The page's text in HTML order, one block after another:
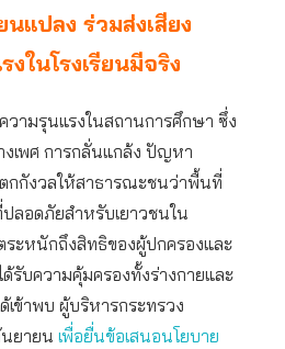
แปลง ร่วมส่งเสียง
ในโรงเรียนมีจริง
ามรุนแรงในสถานการศึกษา ซึ่ง
งเพศ การกลั่นแกล้ง ปัญหา
กกังวลให้สาธารณะชนว่าพื้นที่
ลอดภัยสำหรับเยาวชนใน
ระหนักถึงสิทธิของผู้ปกครองและ
รับความคุ้มครองทั้งร่างกายและ
เข้าพบ ผู้บริหารกระทรวง
ยายน เพื่อยื่นข้อเสนอนโยบาย